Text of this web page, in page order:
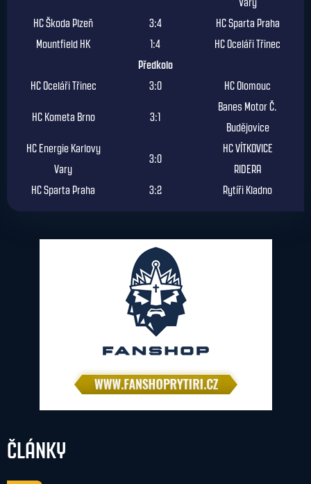
Vary
HC Škoda Plzeň
3:4
HC Sparta Praha
Mountfield HK
1:4
HC Oceláři Třinec
Předkolo
HC Oceláři Třinec
3:0 HC Olomouc
HC Kometa Brno 3:1
Banes Motor Č.
Budějovice
HC Energie Karlovy
Vary
3:0
HC VÍTKOVICE
RIDERA
HC Sparta Praha
3:2 Rytíři Kladno
ČLÁNKY